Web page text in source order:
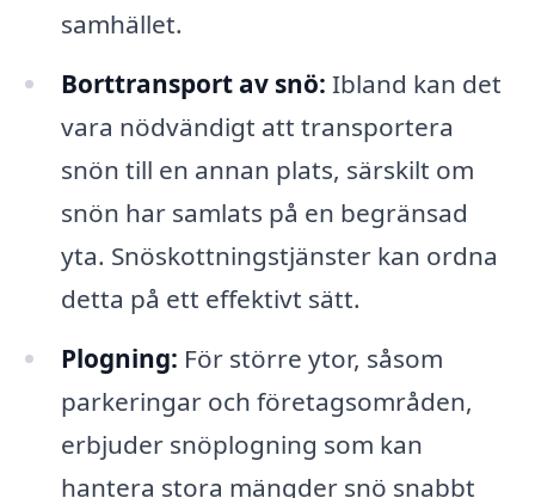
samhället.
Borttransport av snö: Ibland kan det
vara nödvändigt att transportera
snön till en annan plats, särskilt om
snön har samlats på en begränsad
yta. Snöskottningstjänster kan ordna
detta på ett effektivt sätt.
Plogning: För större ytor, såsom
parkeringar och företagsområden,
erbjuder snöplogning som kan
hantera stora mängder snö snabbt